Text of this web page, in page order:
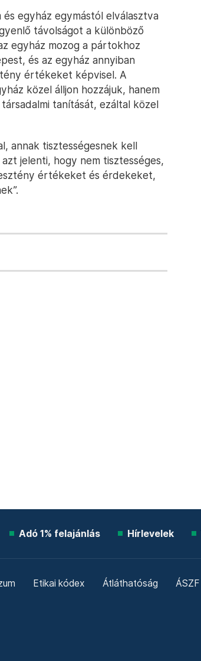
egyház egymástól elválasztva
távolságot a különböző
egyház mozog a pártokhoz
és az egyház annyiban
értékeket képvisel. A
közel álljon hozzájuk, hanem
tanítását, ezáltal közel
annak tisztességesnek kell
jelenti, hogy nem tisztességes,
értékeket és érdekeket,
Adó 1% felajánlás Hírlevelek
Etikai kódex Átláthatóság ÁSZF